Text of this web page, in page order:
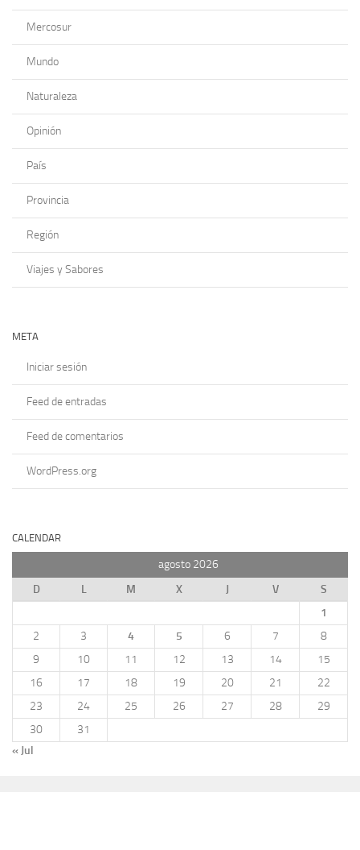
Mercosur
Mundo
Naturaleza
Opinión
País
Provincia
Región
Viajes y Sabores
META
Iniciar sesión
Feed de entradas
Feed de comentarios
WordPress.org
CALENDAR
agosto 2026
D
L M X J V
S
1
2
3 4 5 6 7
8
9
10 11 12 13 14
15
16
17 18 19 20 21
22
23
24 25 26 27 28
29
30
31
« Jul